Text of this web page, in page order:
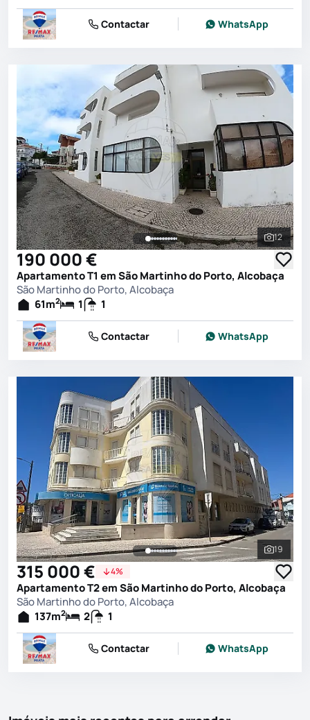
Contactar WhatsApp
Ver
12
190 000 €
Apartamento T1 em São Martinho do Porto, Alcobaça
São Martinho do Porto, Alcobaça
61m2 1 1
Contactar WhatsApp
Ver
19
315 000 € 4%
Apartamento T2 em São Martinho do Porto, Alcobaça
São Martinho do Porto, Alcobaça
137m2 2 1
Contactar WhatsApp